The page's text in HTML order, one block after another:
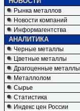
Рынка металлов
Новости компаний
Информагентства
АНАЛИТИКА
Черные металлы
Цветные металлы
Драгоценные металлы
Металлолом
Сырье
Статистика
Индекс цен России